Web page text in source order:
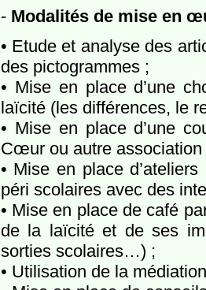
- Modalités de mise en
• Etude et analyse des
des pictogrammes ;
• Mise en place d’une
laïcité (les différences, le
• Mise en place d’une
Cœur ou autre association
• Mise en place
péri scolaires avec des
• Mise en place de café
de la laïcité et de ses
sorties scolaires…) ;
• Utilisation de la